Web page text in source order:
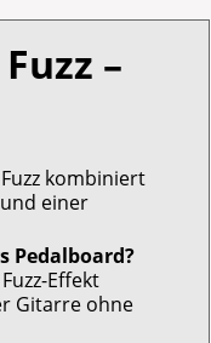
–
kombiniert
einer
Pedalboard?
Effekt
Gitarre ohne